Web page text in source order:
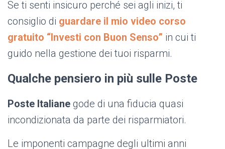
Se ti senti insicuro perché sei agli inizi, ti
consiglio di guardare il mio video corso
gratuito “Investi con Buon Senso” in cui ti
guido nella gestione dei tuoi risparmi.
Qualche pensiero in più sulle Poste
Poste Italiane gode di una fiducia quasi
incondizionata da parte dei risparmiatori.
Le imponenti campagne degli ultimi anni